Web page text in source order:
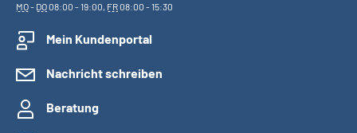
MO- DO08:00 - 19:00, FR08:00 - 15:30
Mein Kundenportal
Nachricht schreiben
Beratung